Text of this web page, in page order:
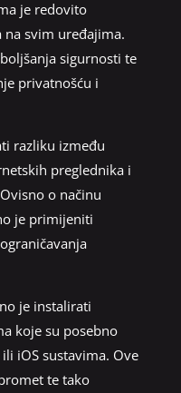
je redovito
svim uređajima.
sigurnosti te
privatnošću i
razliku između
preglednika i
o načinu
je primijeniti
je instalirati
koje su posebno
iOS sustavima. Ove
te tako